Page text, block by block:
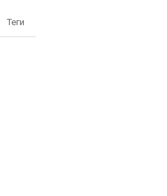
Теги